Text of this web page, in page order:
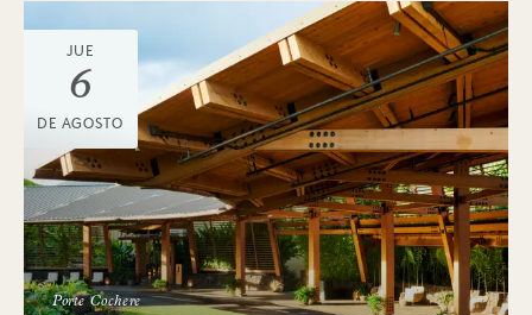
JUE
6
DE AGOSTO
Porte Cochere